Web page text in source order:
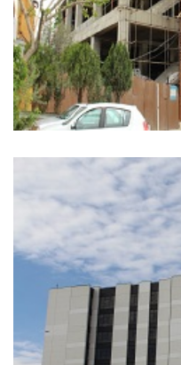
مهانیت